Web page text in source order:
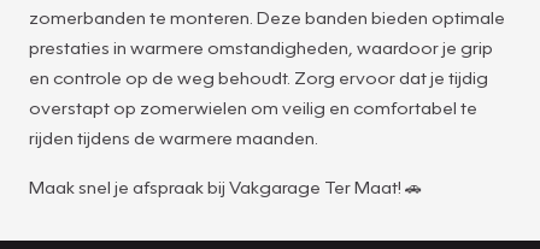
zomerbanden te monteren. Deze banden bieden optimale
prestaties in warmere omstandigheden, waardoor je grip
en controle op de weg behoudt. Zorg ervoor dat je tijdig
overstapt op zomerwielen om veilig en comfortabel te
rijden tijdens de warmere maanden.
Maak snel je afspraak bij Vakgarage Ter Maat! 🚗